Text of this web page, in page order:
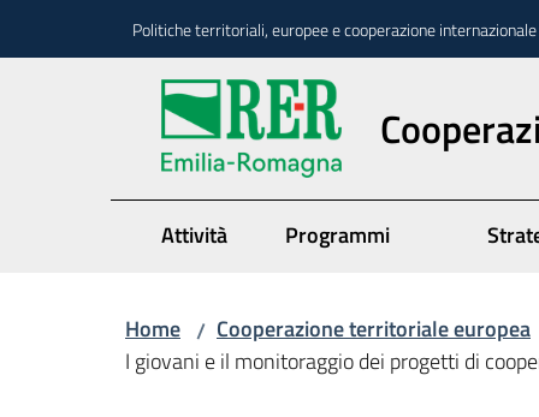
Politiche territoriali, europee e cooperazione internazionale
Attività Programmi
Home / Cooperazione territoriale europea
I giovani e il monitoraggio dei progetti di